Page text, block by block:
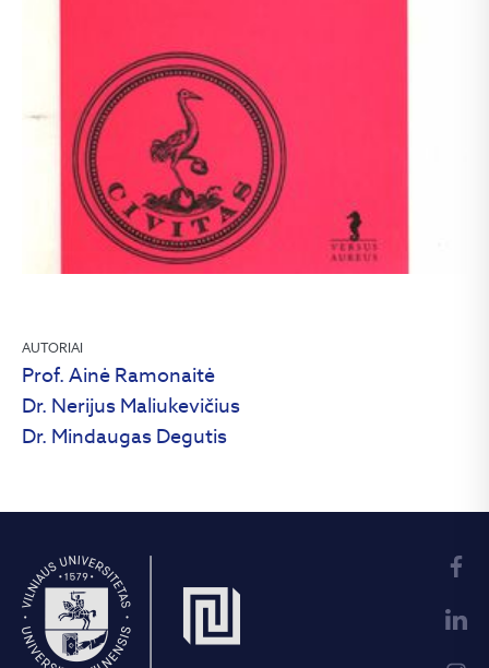
AUTORIAI
Prof. Ainė Ramonaitė
Dr. Nerijus Maliukevičius
Dr. Mindaugas Degutis